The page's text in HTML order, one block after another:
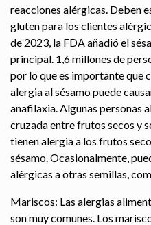
reacciones alérgicas. Deben
gluten para los clientes
de 2023, la FDA añadió el
principal. 1,6 millones de
por lo que es importante que
alergia al sésamo puede
anafilaxia. Algunas personas
cruzada entre frutos secos y
tienen alergia a los frutos
sésamo. Ocasionalmente,
alérgicas a otras semillas,
Mariscos: Las alergias
son muy comunes. Los